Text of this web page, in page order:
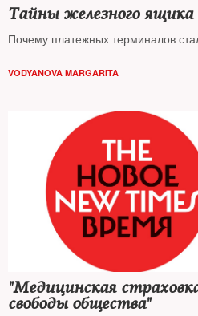
Тайны железного ящика
Почему платежных терминалов
VODYANOVA MARGARITA
"Медицинская
свободы общества"